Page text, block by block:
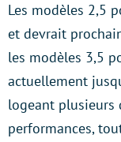
Les modèles 2,5
et devrait
les modèles 3,5
actuellement
logeant plusieurs
performances,